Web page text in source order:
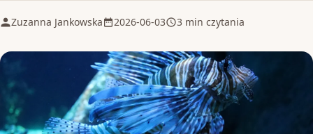
Zuzanna Jankowska 2026-06-03 3 min czytania